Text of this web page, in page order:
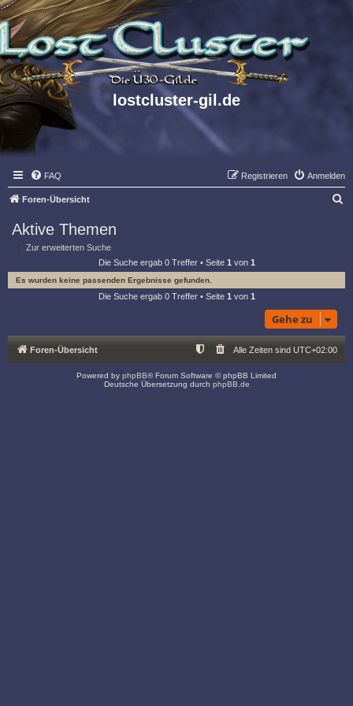
lostcluster-gil.de
FAQ Anmelden
Registrieren
Foren-Übersicht
e
Aktive Themen
Zur erweiterten Suche
Die Suche ergab 0 Treffer • Seite 1 von 1
Es wurden keine passenden Ergebnisse gefunden.
Die Suche ergab 0 Treffer • Seite 1 von 1
Gehe zu
Foren-Übersicht Alle Zeiten sind UTC+02:00
Powered by phpBB® Forum Software © phpBB Limited
Deutsche Übersetzung durch phpBB.de